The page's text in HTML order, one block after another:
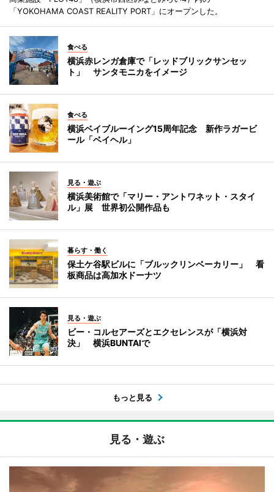
「YOKOHAMA COAST REALITY PORT」にオープンした。
食べる
横浜赤レンガ倉庫で「レッドブリックサンセッ
ト」 サンタモニカをイメージ
食べる
横浜ベイブルーイング15周年記念 新作ラガービ
ール「ベイヘル」
見る・遊ぶ
横浜美術館で「マリー・アントワネット・スタイ
ル」展 世界初公開作品も
暮らす・働く
保土ケ谷駅ビルに「ブルックリンベーカリー」 看
板商品は高加水ドーナツ
見る・遊ぶ
ビー・コルセアーズとエクセレンスが「横浜対
決」 横浜BUNTAIで
もっと見る
見る・遊ぶ